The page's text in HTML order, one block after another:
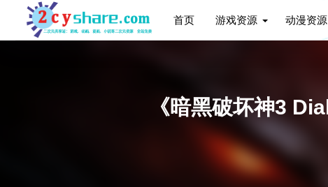
首页 游戏资源 动漫资源
《暗黑破坏神3